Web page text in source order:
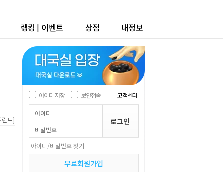
랭킹 | 이벤트 상점 내정보
린트]
아이디 저장 보안접속 고객센터
아이디/비밀번호 찾기
무료회원가입